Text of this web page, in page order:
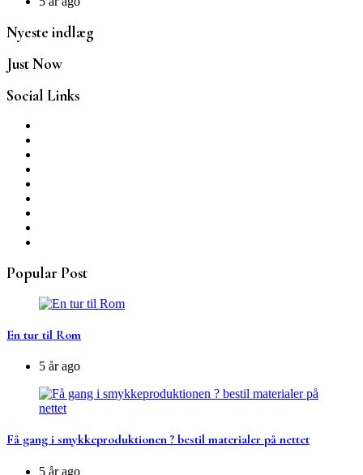
Nyeste indlæg
Just Now
Social Links
Popular Post
En tur til Rom
5 år ago
Få gang i smykkeproduktionen ? bestil materialer på nettet
5 år ago